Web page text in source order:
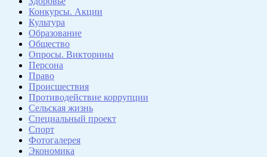
Конкурсы. Акции
Культура
Образование
Общество
Опросы. Викторины
Персона
Право
Происшествия
Противодействие коррупции
Сельская жизнь
Специальный проект
Спорт
Фотогалерея
Экономика